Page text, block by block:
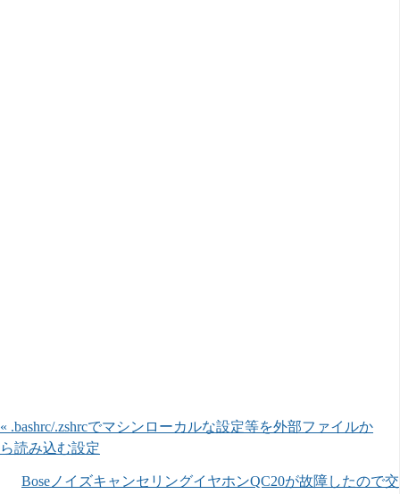
« .bashrc/.zshrcでマシンローカルな設定等を外部ファイルか
ら読み込む設定
BoseノイズキャンセリングイヤホンQC20が故障したので交